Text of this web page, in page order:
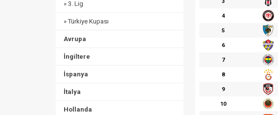
» 3. Lig
» Türkiye Kupası
Avrupa
İngiltere
İspanya
İtalya
Hollanda
4
5
6
7
8
9
10